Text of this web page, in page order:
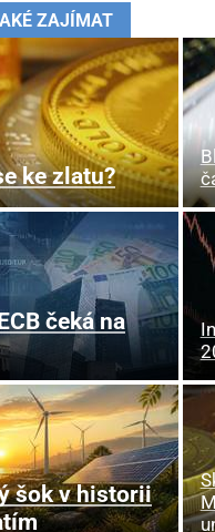
ZAJÍMAT
ke zlatu?
čeká na
šok v historii